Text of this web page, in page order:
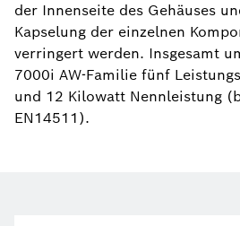
der Innenseite des Gehäuses
Kapselung der einzelnen
verringert werden. Insgesamt
7000i AW-Familie fünf
und 12 Kilowatt Nennleistung
EN14511).